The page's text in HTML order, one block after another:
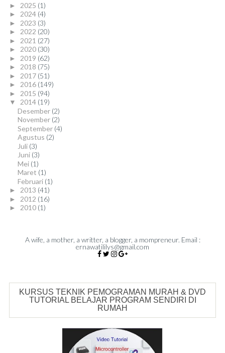
► 2025 (1)
► 2024 (4)
► 2023 (3)
► 2022 (20)
► 2021 (27)
► 2020 (30)
► 2019 (62)
► 2018 (75)
► 2017 (51)
► 2016 (149)
► 2015 (94)
▼ 2014 (19)
Desember (2)
November (2)
September (4)
Agustus (2)
Juli (3)
Juni (3)
Mei (1)
Maret (1)
Februari (1)
► 2013 (41)
► 2012 (16)
► 2010 (1)
A wife, a mother, a writter, a blogger, a mompreneur. Email :
ernawatililys@gmail.com
KURSUS TEKNIK PEMOGRAMAN MURAH & DVD
TUTORIAL BELAJAR PROGRAM SENDIRI DI
RUMAH